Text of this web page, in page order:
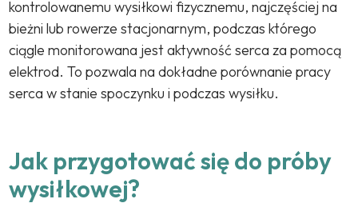
kontrolowanemu wysiłkowi fizycznemu, najczęściej na
bieżni lub rowerze stacjonarnym, podczas którego
ciągle monitorowana jest aktywność serca za pomocą
elektrod. To pozwala na dokładne porównanie pracy
serca w stanie spoczynku i podczas wysiłku.
Jak przygotować się do próby
wysiłkowej?